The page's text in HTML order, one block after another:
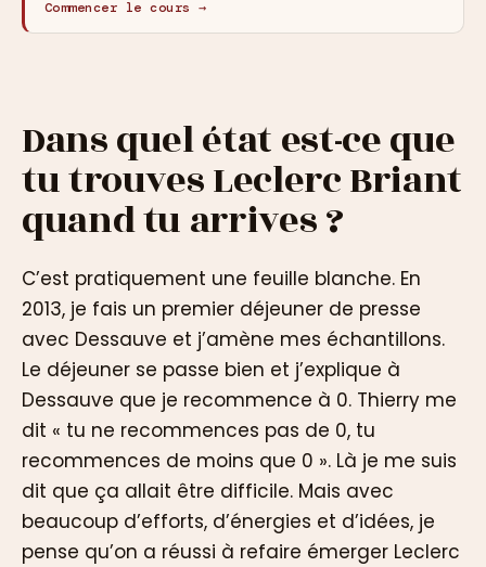
Commencer le cours →
Dans quel état est-ce que
tu trouves Leclerc Briant
quand tu arrives ?
C’est pratiquement une feuille blanche. En
2013, je fais un premier déjeuner de presse
avec Dessauve et j’amène mes échantillons.
Le déjeuner se passe bien et j’explique à
Dessauve que je recommence à 0. Thierry me
dit « tu ne recommences pas de 0, tu
recommences de moins que 0 ». Là je me suis
dit que ça allait être difficile. Mais avec
beaucoup d’efforts, d’énergies et d’idées, je
pense qu’on a réussi à refaire émerger Leclerc